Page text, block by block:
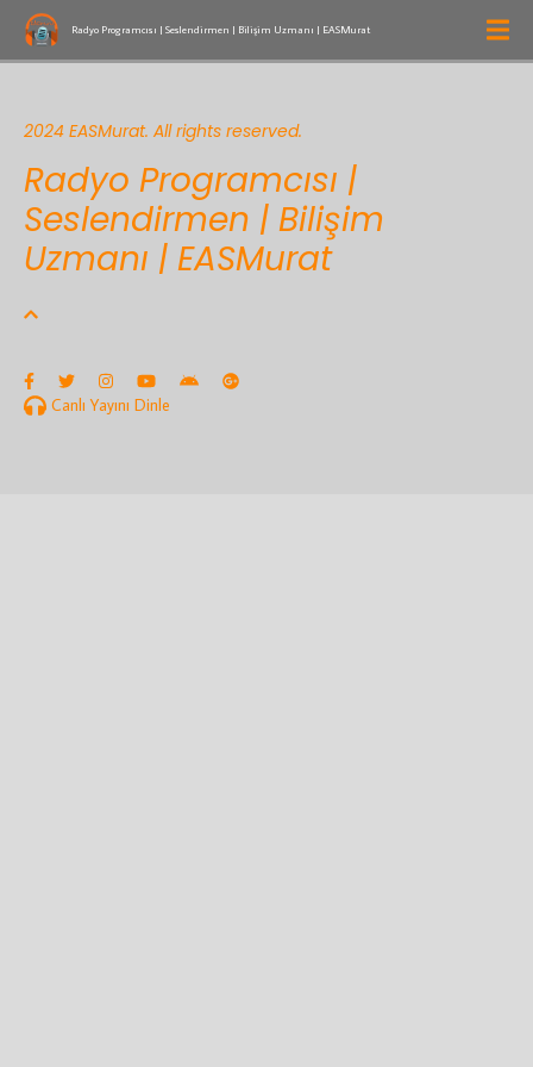
Radyo Programcısı | Seslendirmen | Bilişim Uzmanı | EASMurat
2024 EASMurat. All rights reserved.
Radyo Programcısı |
Seslendirmen | Bilişim
Uzmanı | EASMurat
Canlı Yayını Dinle